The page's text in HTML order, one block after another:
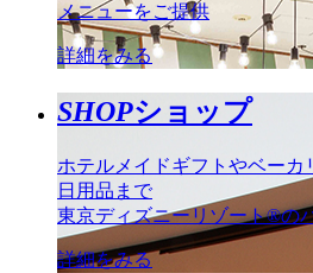
メニューをご提供
詳細をみる
SHOPショップ
ホテルメイドギフトやベーカ
日用品まで
東京ディズニーリゾート®の
詳細をみる